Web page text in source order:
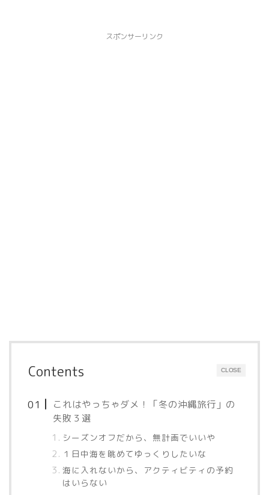
スポンサーリンク
CLOSE
Contents
これはやっちゃダメ！「冬の沖縄旅行」の
失敗３選
シーズンオフだから、無計画でいいや
１日中海を眺めてゆっくりしたいな
海に入れないから、アクティビティの予約
はいらない